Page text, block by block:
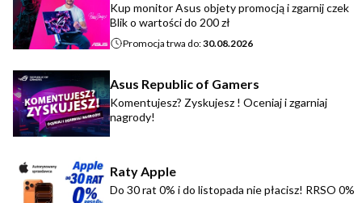
Kup monitor Asus objety promocją i zgarnij czek
Blik o wartości do 200 zł
Promocja trwa do:30.08.2026
Asus Republic of Gamers
Komentujesz? Zyskujesz ! Oceniaj i zgarniaj
nagrody!
Raty Apple
Do 30 rat 0% i do listopada nie płacisz! RRSO 0%